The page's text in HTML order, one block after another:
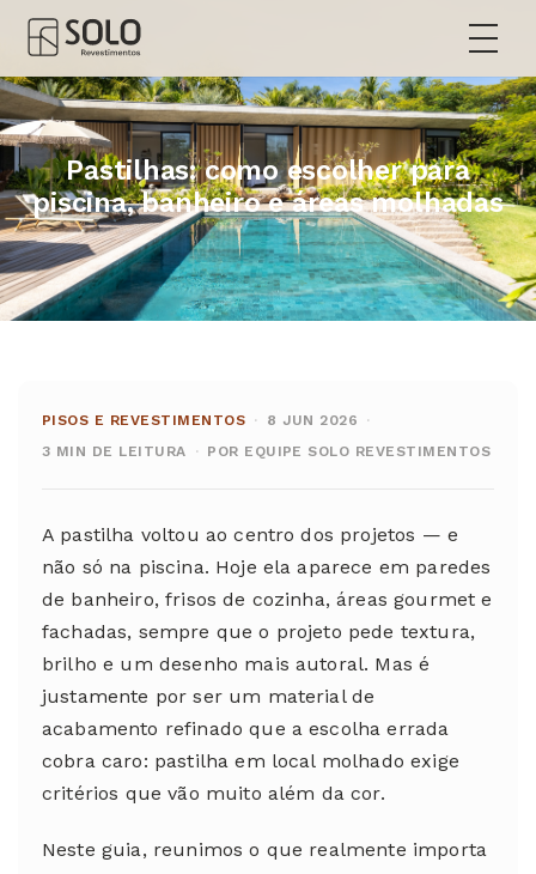
Pastilhas: como escolher para
piscina, banheiro e áreas molhadas
PISOS E REVESTIMENTOS · 8 JUN 2026
·
3 MIN DE LEITURA
· POR EQUIPE SOLO REVESTIMENTOS
A pastilha voltou ao centro dos projetos — e
não só na piscina. Hoje ela aparece em paredes
de banheiro, frisos de cozinha, áreas gourmet e
fachadas, sempre que o projeto pede textura,
brilho e um desenho mais autoral. Mas é
justamente por ser um material de
acabamento refinado que a escolha errada
cobra caro: pastilha em local molhado exige
critérios que vão muito além da cor.
Neste guia, reunimos o que realmente importa